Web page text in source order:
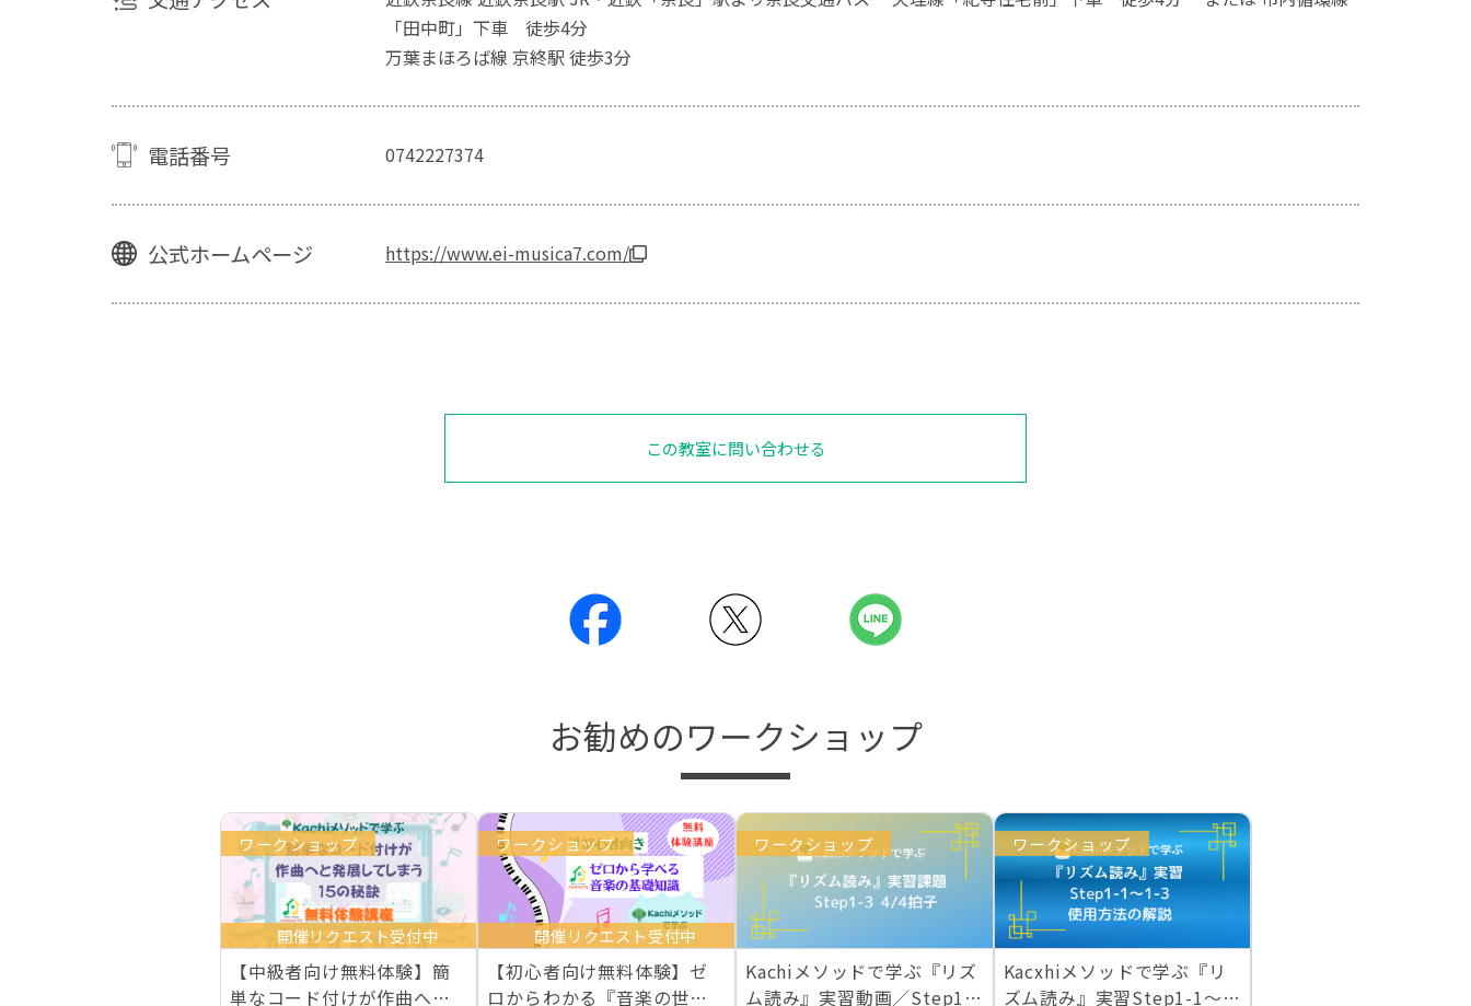
「田中町」下車 徒歩4分
万葉まほろば線 京終駅 徒歩3分
電話番号 0742227374
公式ホームページ https://www.ei-musica7.com/
この教室に問い合わせる
お勧めのワークショップ
ワークショップ
開催リクエスト受付中
【中級者向け無料体験】簡
単なコード付けが作曲へと
ワークショップ
開催リクエスト受付中
【初心者向け無料体験】ゼ
ロからわかる『音楽の世界
ワークショップ
Kachiメソッドで学ぶ『リズ
ム読み』実習動画／Step1-3
ワークショップ
Kacxhiメソッドで学ぶ『リ
ズム読み』実習Step1-1〜1-